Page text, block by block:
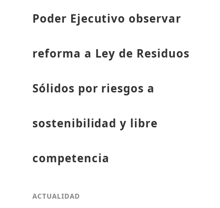
Poder Ejecutivo observar
reforma a Ley de Residuos
Sólidos por riesgos a
sostenibilidad y libre
competencia
ACTUALIDAD